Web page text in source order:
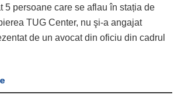
5 persoane care se aflau în stația de
TUG Center, nu şi-a angajat
de un avocat din oficiu din cadrul